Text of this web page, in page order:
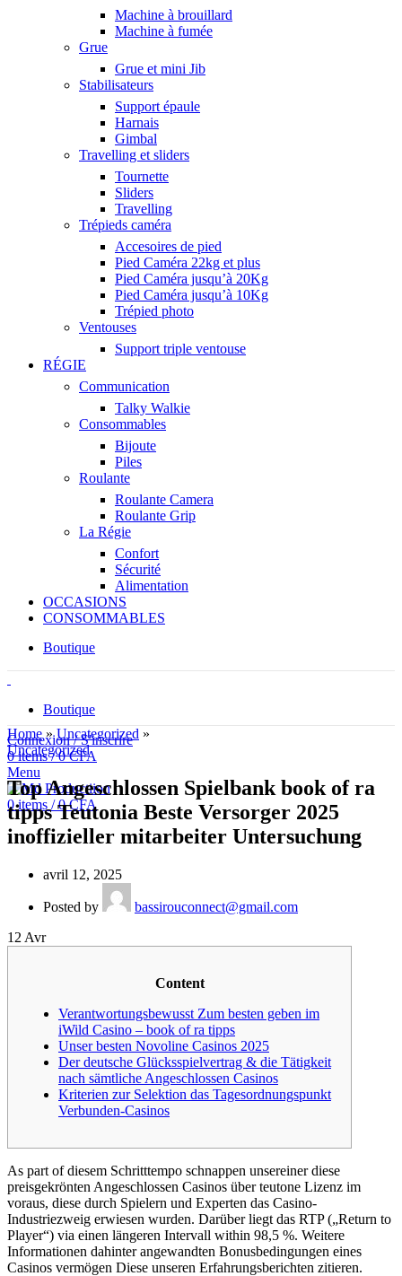
Machine à brouillard
Machine à fumée
Grue
Grue et mini Jib
Stabilisateurs
Support épaule
Harnais
Gimbal
Travelling et sliders
Tournette
Sliders
Travelling
Trépieds caméra
Accesoires de pied
Pied Caméra 22kg et plus
Pied Caméra jusqu’à 20Kg
Pied Caméra jusqu’à 10Kg
Trépied photo
Ventouses
Support triple ventouse
RÉGIE
Communication
Talky Walkie
Consommables
Bijoute
Piles
Roulante
Roulante Camera
Roulante Grip
La Régie
Confort
Sécurité
Alimentation
OCCASIONS
CONSOMMABLES
Boutique
Boutique
Connexion / S'inscrire
0items / 0CFA
Menu
0items / 0CFA
Home »Uncategorized »
Uncategorized
Top Angeschlossen Spielbank book of ra
tipps Teutonia Beste Versorger 2025
inoffizieller mitarbeiter Untersuchung
avril 12, 2025
Posted by
bassirouconnect@gmail.com
12 Avr
Content
Verantwortungsbewusst Zum besten geben im
iWild Casino – book of ra tipps
Unser besten Novoline Casinos 2025
Der deutsche Glücksspielvertrag & die Tätigkeit
nach sämtliche Angeschlossen Casinos
Kriterien zur Selektion das Tagesordnungspunkt
Verbunden-Casinos
As part of diesem Schritttempo schnappen unsereiner diese
preisgekrönten Angeschlossen Casinos über teutone Lizenz im
voraus, diese durch Spielern und Experten das Casino-
Industriezweig erwiesen wurden. Darüber liegt das RTP („Return to
Player“) via einen längeren Intervall within 98,5 %. Weitere
Informationen dahinter angewandten Bonusbedingungen eines
Casinos vermögen Diese unseren Erfahrungsberichten zitieren.